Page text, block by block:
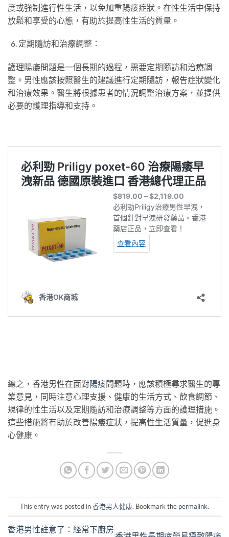
度或強制進行性生活，以免加重陽痿症狀。在性生活中保持
放鬆和享受的心態，有助於提高性生活的質量。
定期隨訪和治療調整：
護理陽痿問題是一個長期的過程，需要定期隨訪和治療調
整。男性應該按照醫生的建議進行定期隨訪，報告症狀變化
和治療效果。醫生將根據患者的情況調整治療方案，並提供
必要的護理指導和支持。
總之，香港男性在面對陽痿問題時，應該積極尋求醫生的專
業意見，同時注意心理支援、健康的生活方式、飲食調節、
規律的性生活以及定期隨訪和治療調整等方面的護理措施。
這些措施將有助於改善陽痿症狀，提高性生活質量，促進身
心健康。
This entry was posted in香港男人健康. Bookmark the permalink.
香港男性註意了：經常下廚房